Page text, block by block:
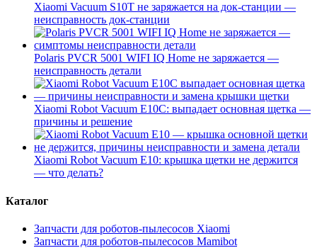
Xiaomi Vacuum S10T не заряжается на док-станции —
неисправность док-станции
Polaris PVCR 5001 WIFI IQ Home не заряжается —
неисправность детали
Xiaomi Robot Vacuum E10C: выпадает основная щетка —
причины и решение
Xiaomi Robot Vacuum E10: крышка щетки не держится
— что делать?
Каталог
Запчасти для роботов-пылесосов Xiaomi
Запчасти для роботов-пылесосов Mamibot